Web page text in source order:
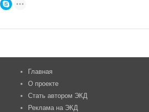
Главная
О проекте
Стать автором ЭКД
Реклама на ЭКД